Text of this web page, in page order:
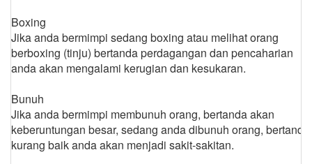
Boxing
Jika anda bermimpi sedang boxing atau melihat orang
berboxing (tinju) bertanda perdagangan dan pencaharian
anda akan mengalami kerugian dan kesukaran.
Bunuh
Jika anda bermimpi membunuh orang, bertanda akan
keberuntungan besar, sedang anda dibunuh orang, bertanda
kurang baik anda akan menjadi sakit-sakitan.